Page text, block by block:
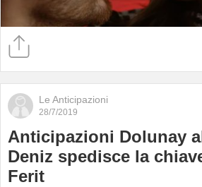
Le Anticipazioni
28/7/2019
Anticipazioni Dolunay
Deniz spedisce la
Ferit